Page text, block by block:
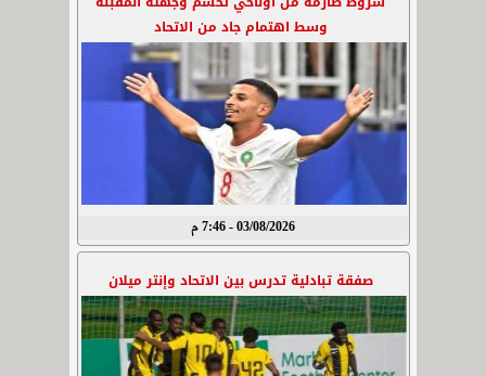
وسط اهتمام جاد من الاتحاد
03/08/2026 - 7:46 م
صفقة تبادلية تدرس بين الاتحاد وإنتر ميلان